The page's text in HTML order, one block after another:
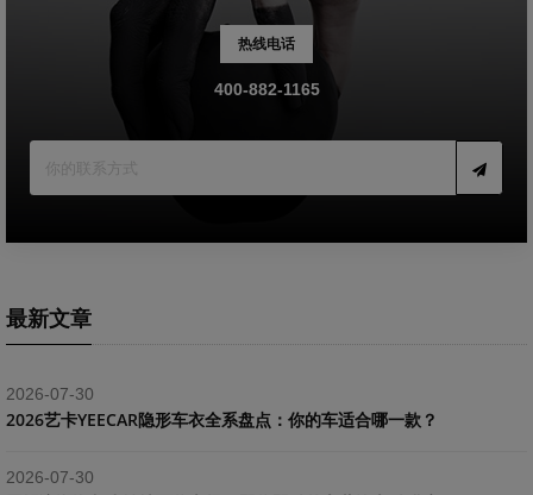
热线电话
400-882-1165
最新文章
2026-07-30
2026艺卡YEECAR隐形车衣全系盘点：你的车适合哪一款？
2026-07-30